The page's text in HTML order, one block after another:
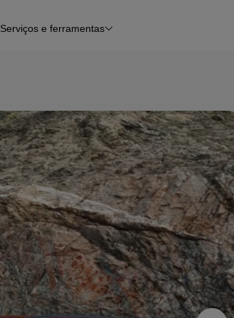
Serviços e ferramentas